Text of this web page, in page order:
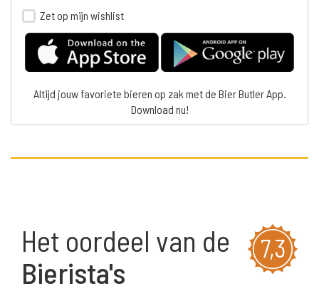
Zet op mijn wishlist
Altijd jouw favoriete bieren op zak met de Bier Butler App.
Download nu!
7,3
Het oordeel van de
Bierista's